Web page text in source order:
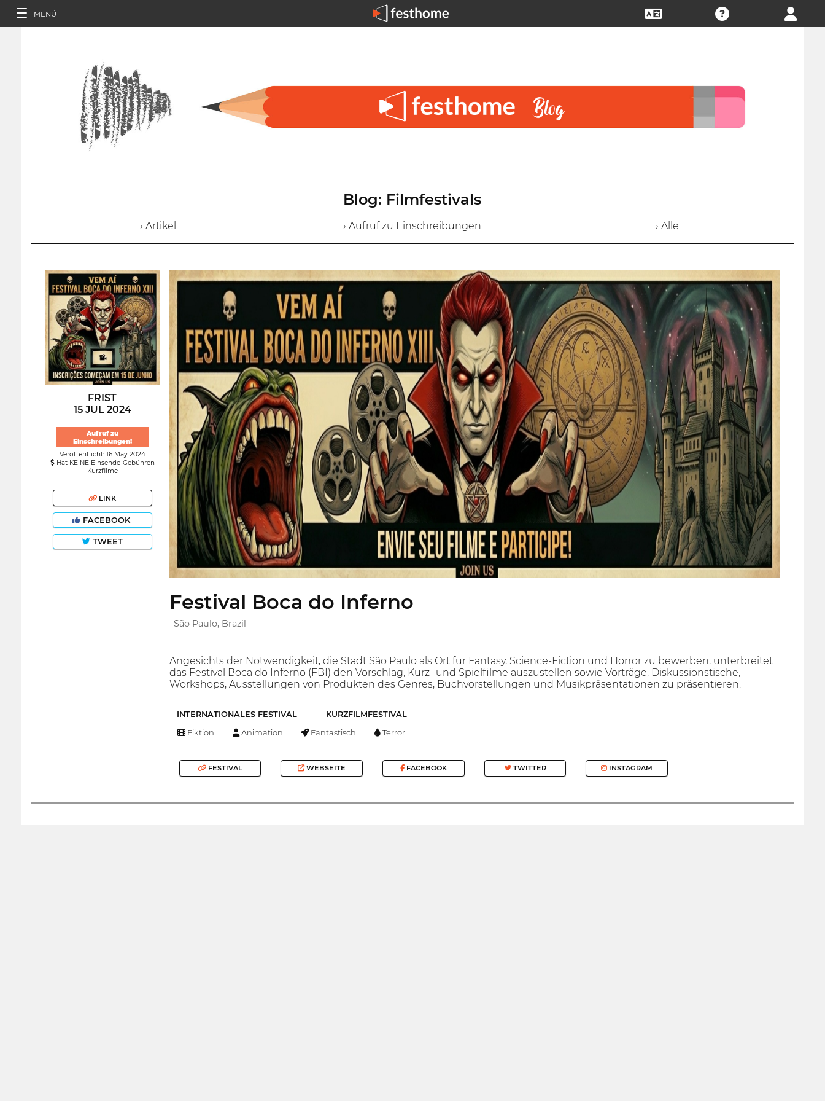
MENÜ
Blog: Filmfestivals
› Artikel › Aufruf zu Einschreibungen › Alle
FRIST
15 JUL 2024
Aufruf zu
Einschreibungen!
Veröffentlicht: 16 May 2024
Hat KEINE Einsende-Gebühren
Kurzfilme
LINK
FACEBOOK
TWEET
Festival Boca do Inferno
São Paulo, Brazil
Angesichts der Notwendigkeit, die Stadt São Paulo als Ort für Fantasy, Science-Fiction und Horror zu bewerben, unterbreitet
das Festival Boca do Inferno (FBI) den Vorschlag, Kurz- und Spielfilme auszustellen sowie Vorträge, Diskussionstische,
Workshops, Ausstellungen von Produkten des Genres, Buchvorstellungen und Musikpräsentationen zu präsentieren.
INTERNATIONALES FESTIVAL KURZFILMFESTIVAL
Fiktion Animation Fantastisch Terror
FESTIVAL WEBSEITE FACEBOOK TWITTER INSTAGRAM